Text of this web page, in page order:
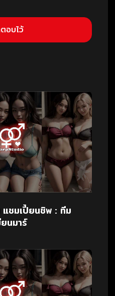
แชมเปี้ยนชิพ : ทีม
นมาร์